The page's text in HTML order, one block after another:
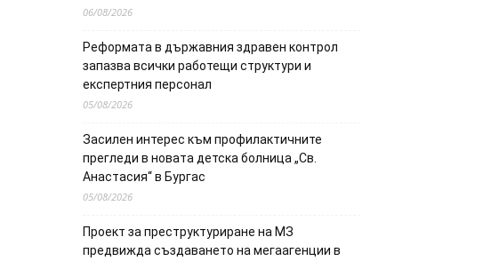
06/08/2026
Реформата в държавния здравен контрол
запазва всички работещи структури и
експертния персонал
05/08/2026
Засилен интерес към профилактичните
прегледи в новата детска болница „Св.
Анастасия“ в Бургас
05/08/2026
Проект за преструктуриране на МЗ
предвижда създаването на мегаагенции в